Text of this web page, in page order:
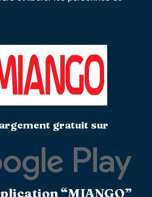
gratuit sur
“MIANGO”